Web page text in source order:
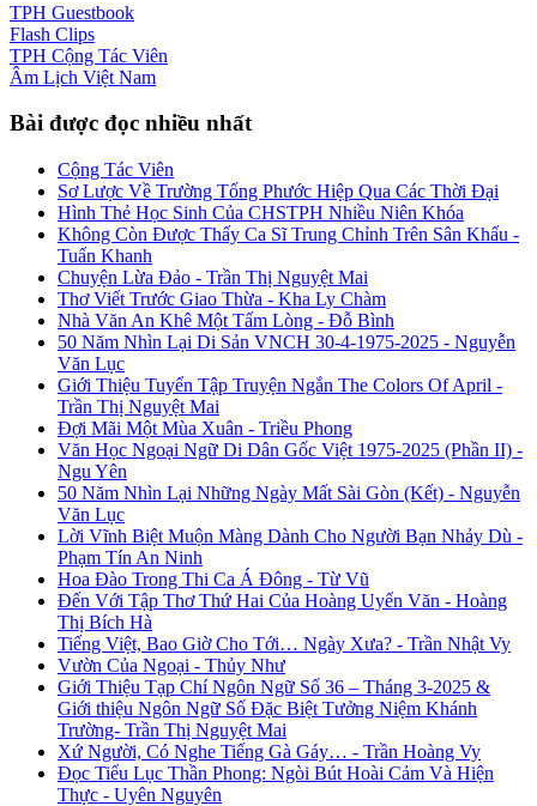
TPH Guestbook
Flash Clips
TPH Cộng Tác Viên
Âm Lịch Việt Nam
Bài được đọc nhiều nhất
Cộng Tác Viên
Sơ Lược Về Trường Tống Phước Hiệp Qua Các Thời Đại
Hình Thẻ Học Sinh Của CHSTPH Nhiều Niên Khóa
Không Còn Được Thấy Ca Sĩ Trung Chỉnh Trên Sân Khấu -
Tuấn Khanh
Chuyện Lừa Đảo - Trần Thị Nguyệt Mai
Thơ Viết Trước Giao Thừa - Kha Ly Chàm
Nhà Văn An Khê Một Tấm Lòng - Đỗ Bình
50 Năm Nhìn Lại Di Sản VNCH 30-4-1975-2025 - Nguyễn
Văn Lục
Giới Thiệu Tuyển Tập Truyện Ngắn The Colors Of April -
Trần Thị Nguyệt Mai
Đợi Mãi Một Mùa Xuân - Triều Phong
Văn Học Ngoại Ngữ Di Dân Gốc Việt 1975-2025 (Phần II) -
Ngu Yên
50 Năm Nhìn Lại Những Ngày Mất Sài Gòn (Kết) - Nguyễn
Văn Lục
Lời Vĩnh Biệt Muộn Màng Dành Cho Người Bạn Nhảy Dù -
Phạm Tín An Ninh
Hoa Đào Trong Thi Ca Á Đông - Từ Vũ
Đến Với Tập Thơ Thứ Hai Của Hoàng Uyển Văn - Hoàng
Thị Bích Hà
Tiếng Việt, Bao Giờ Cho Tới… Ngày Xưa? - Trần Nhật Vy
Vườn Của Ngoại - Thủy Như
Giới Thiệu Tạp Chí Ngôn Ngữ Số 36 – Tháng 3-2025 &
Giới thiệu Ngôn Ngữ Số Đặc Biệt Tưởng Niệm Khánh
Trường- Trần Thị Nguyệt Mai
Xứ Người, Có Nghe Tiếng Gà Gáy… - Trần Hoàng Vy
Đọc Tiểu Lục Thần Phong: Ngòi Bút Hoài Cảm Và Hiện
Thực - Uyên Nguyên